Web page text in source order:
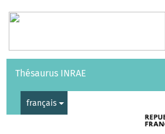
Vocabulaires API
Thésaurus INRAE
français